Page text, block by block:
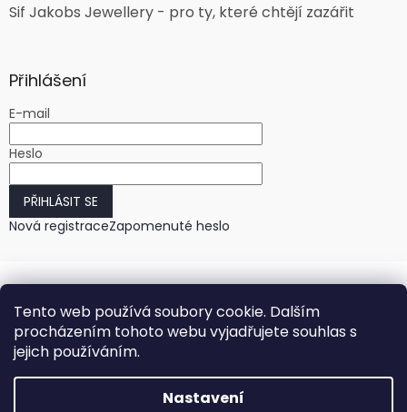
Tento web používá soubory cookie. Dalším
procházením tohoto webu vyjadřujete souhlas s
jejich používáním.
Nastavení
Sif Jakobs Jewellery - pro ty, které chtějí zazářit
Přihlášení
E-mail
Heslo
PŘIHLÁSIT SE
Nová registraceZapomenuté heslo